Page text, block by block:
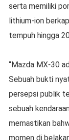
serta memiliki
lithium-ion
tempuh hingga
“Mazda MX-30
Sebuah bukti
persepsi publik
sebuah
memastikan
momen di